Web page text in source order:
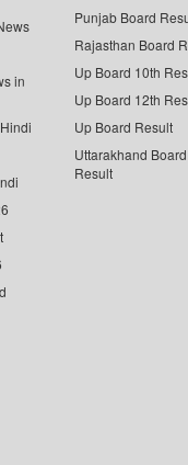
in
Punjab Board
Rajasthan Board
Up Board 10th
Up Board 12th
Up Board Result
Uttarakhand Board
Result